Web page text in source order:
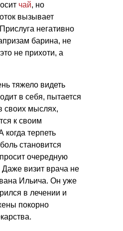
чай, но
вызывает
негативно
барина, не
не прихоти, а
тяжело видеть
в себя, пытается
своих мыслях,
к своим
терпеть
становится
очередную
визит врача не
Ильича. Он уже
в лечении и
покорно